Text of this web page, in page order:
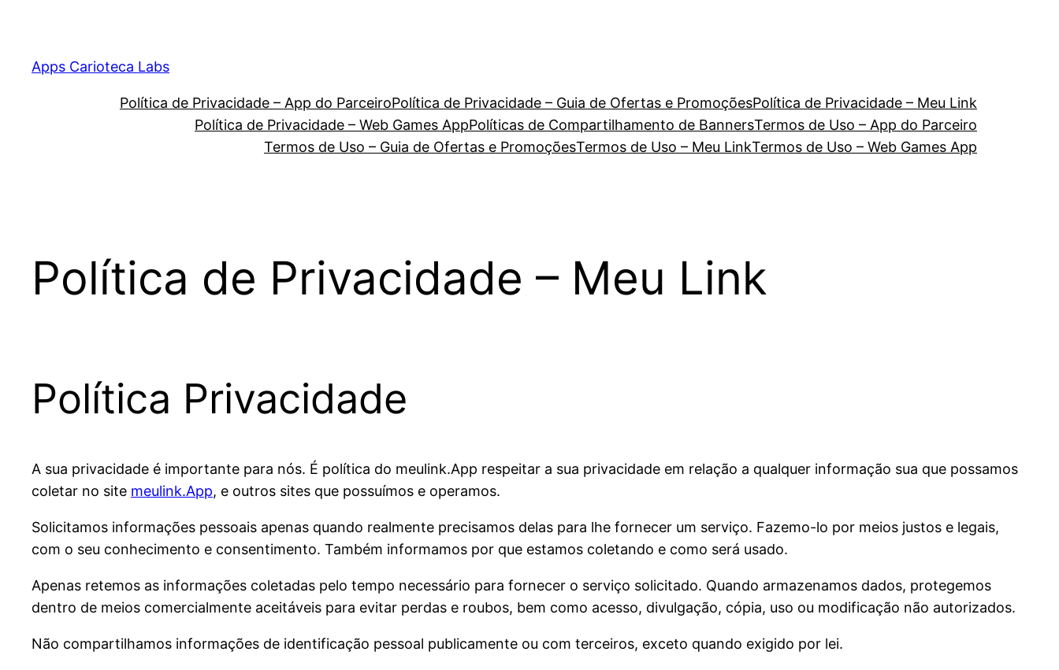
Apps Carioteca Labs
Política de Privacidade – App do ParceiroPolítica de Privacidade – Guia de Ofertas e PromoçõesPolítica de Privacidade – Meu Link
Política de Privacidade – Web Games AppPolíticas de Compartilhamento de BannersTermos de Uso – App do Parceiro
Termos de Uso – Guia de Ofertas e PromoçõesTermos de Uso – Meu LinkTermos de Uso – Web Games App
Política de Privacidade – Meu Link
Política Privacidade
A sua privacidade é importante para nós. É política do meulink.App respeitar a sua privacidade em relação a qualquer informação sua que possamos
coletar no site meulink.App, e outros sites que possuímos e operamos.
Solicitamos informações pessoais apenas quando realmente precisamos delas para lhe fornecer um serviço. Fazemo-lo por meios justos e legais,
com o seu conhecimento e consentimento. Também informamos por que estamos coletando e como será usado.
Apenas retemos as informações coletadas pelo tempo necessário para fornecer o serviço solicitado. Quando armazenamos dados, protegemos
dentro de meios comercialmente aceitáveis ​​para evitar perdas e roubos, bem como acesso, divulgação, cópia, uso ou modificação não autorizados.
Não compartilhamos informações de identificação pessoal publicamente ou com terceiros, exceto quando exigido por lei.